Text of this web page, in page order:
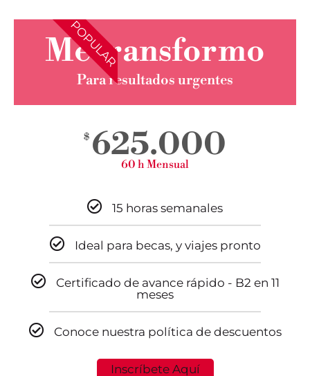
POPULAR
Me transformo
Para resultados urgentes
$ 625.000
60 h Mensual
15 horas semanales
Ideal para becas, y viajes pronto
Certificado de avance rápido - B2 en 11
meses
Conoce nuestra política de descuentos
Inscríbete Aquí